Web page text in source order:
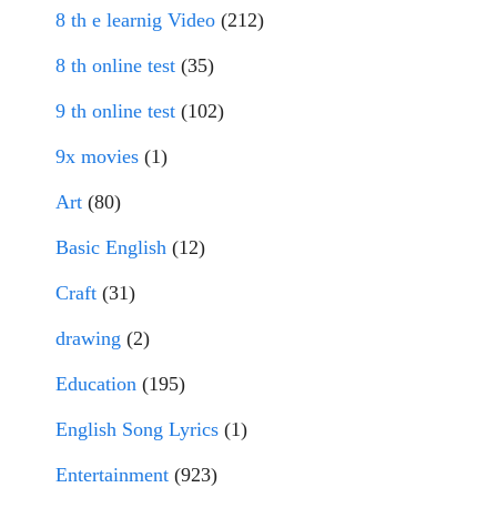
8 th e learnig Video (212)
8 th online test (35)
9 th online test (102)
9x movies (1)
Art (80)
Basic English (12)
Craft (31)
drawing (2)
Education (195)
English Song Lyrics (1)
Entertainment (923)